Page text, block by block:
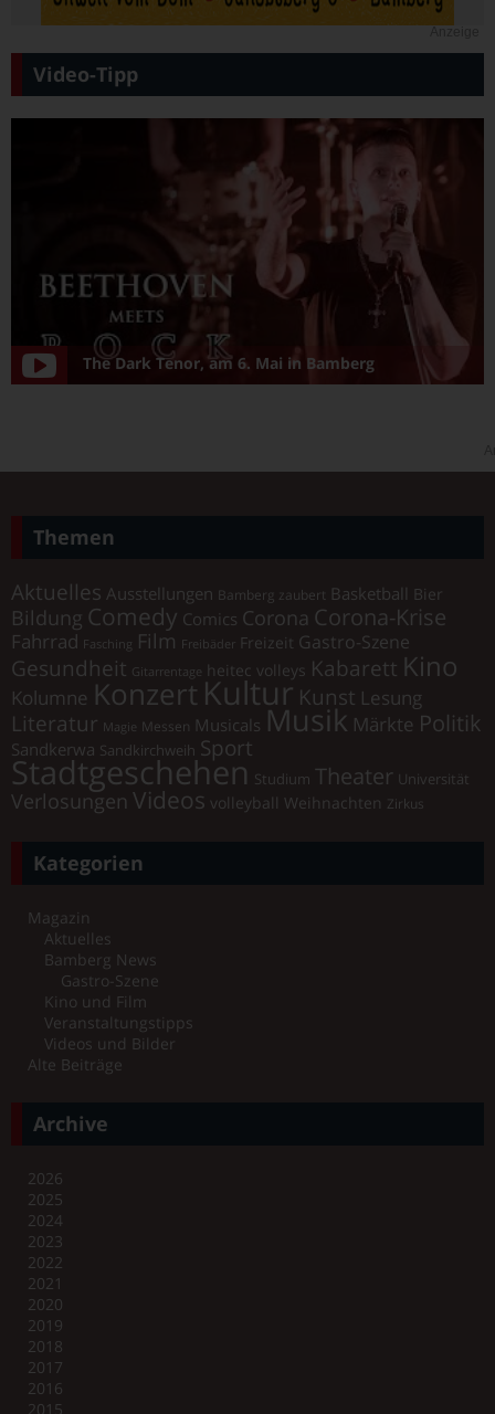
Video-Tipp
The Dark Tenor, am 6. Mai in Bamberg
Themen
Aktuelles Ausstellungen Bamberg zaubert Basketball Bier
Bildung Comedy Comics Corona Corona-Krise
Fahrrad Fasching Film Freibäder Freizeit Gastro-Szene
Gesundheit Gitarrentage heitec volleys Kabarett Kino
Kolumne Konzert Kultur Kunst Lesung
Literatur Magie Messen Musicals Musik Märkte Politik
Sandkerwa Sandkirchweih Sport
Stadtgeschehen Studium Theater Universität
Verlosungen Videos volleyball Weihnachten Zirkus
Kategorien
Magazin
Aktuelles
Bamberg News
Gastro-Szene
Kino und Film
Veranstaltungstipps
Videos und Bilder
Alte Beiträge
Archive
2026
2025
2024
2023
2022
2021
2020
2019
2018
2017
2016
2015